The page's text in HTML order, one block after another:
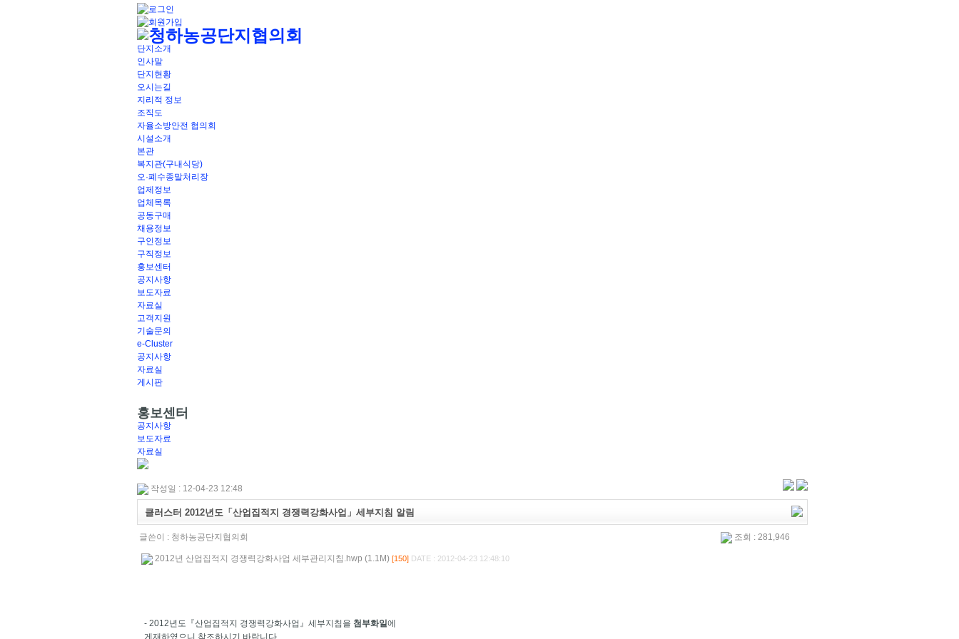
단지소개
인사말
단지현황
오시는길
지리적 정보
조직도
자율소방안전 협의회
시설소개
본관
복지관(구내식당)
오·폐수종말처리장
업제정보
업체목록
공동구매
채용정보
구인정보
구직정보
홍보센터
공지사항
보도자료
자료실
고객지원
기술문의
e-Cluster
공지사항
자료실
게시판
홍보센터
공지사항
보도자료
자료실
작성일 : 12-04-23 12:48
클러스터 2012년도「산업집적지 경쟁력강화사업」세부지침 알림
글쓴이 : 청하농공단지협의회 조회 : 281,946
2012년 산업집적지 경쟁력강화사업 세부관리지침.hwp (1.1M) [150] DATE : 2012-04-23 12:48:10
- 2012년도『산업집적지 경쟁력강화사업』세부지침을 첨부화일에
게재하였으니 참조하시기 바랍니다.